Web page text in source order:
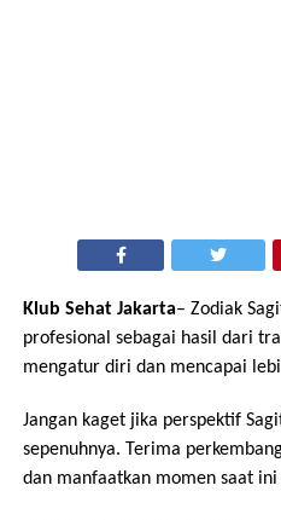
Klub Sehat Jakarta– Zodiak
profesional sebagai hasil dari
mengatur diri dan mencapai
Jangan kaget jika perspektif
sepenuhnya. Terima
dan manfaatkan momen saat ini